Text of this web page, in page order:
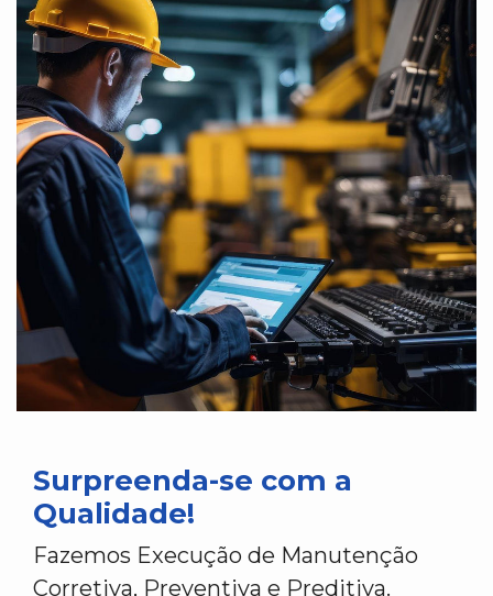
Surpreenda-se com a
Qualidade!
Fazemos Execução de Manutenção
Corretiva, Preventiva e Preditiva.